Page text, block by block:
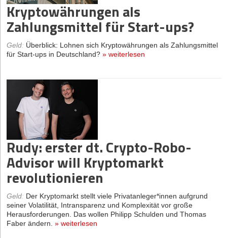
Kryptowährungen als
Zahlungsmittel für Start-ups?
Geld: Überblick: Lohnen sich Kryptowährungen als Zahlungsmittel
für Start-ups in Deutschland? » weiterlesen
Rudy: erster dt. Crypto-Robo-
Advisor will Kryptomarkt
revolutionieren
Geld: Der Kryptomarkt stellt viele Privatanleger*innen aufgrund
seiner Volatilität, Intransparenz und Komplexität vor große
Herausforderungen. Das wollen Philipp Schulden und Thomas
Faber ändern. » weiterlesen